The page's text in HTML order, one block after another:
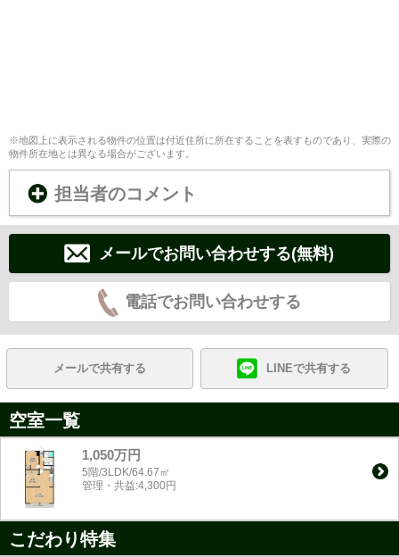
※地図上に表示される物件の位置は付近住所に所在することを表すものであり、実際の
物件所在地とは異なる場合がございます。
担当者のコメント
メールでお問い合わせする(無料)
電話でお問い合わせする
メールで共有する LINEで共有する
空室一覧
1,050万円
5階/3LDK/64.67㎡
管理・共益:4,300円
こだわり特集